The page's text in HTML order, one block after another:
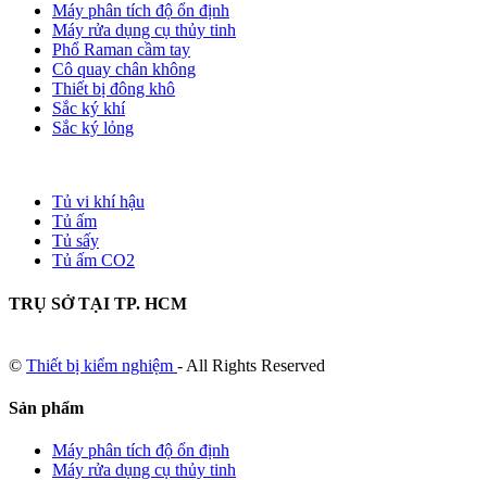
Máy phân tích độ ổn định
Máy rửa dụng cụ thủy tinh
Phổ Raman cầm tay
Cô quay chân không
Thiết bị đông khô
Sắc ký khí
Sắc ký lỏng
Tủ vi khí hậu
Tủ ấm
Tủ sấy
Tủ ấm CO2
TRỤ SỞ TẠI TP. HCM
© Thiết bị kiểm nghiệm - All Rights Reserved
Sản phẩm
Máy phân tích độ ổn định
Máy rửa dụng cụ thủy tinh